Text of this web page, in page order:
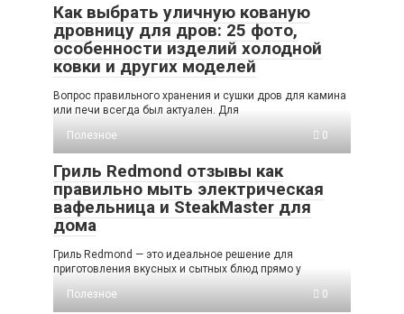
Как выбрать уличную кованую
дровницу для дров: 25 фото,
особенности изделий холодной
ковки и других моделей
Вопрос правильного хранения и сушки дров для камина
или печи всегда был актуален. Для
Полезное
0
Гриль Redmond отзывы как
правильно мыть электрическая
вафельница и SteakMaster для
дома
Гриль Redmond — это идеальное решение для
приготовления вкусных и сытных блюд прямо у
Полезное
0